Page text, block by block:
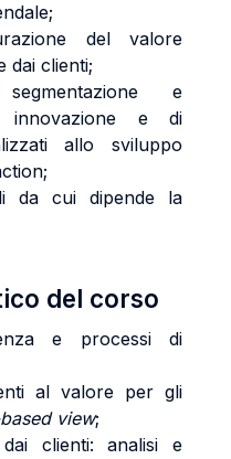
del valore
dai clienti;
e
innovazione e di
allo sviluppo
da cui dipende la
del corso
e processi di
al valore per gli
view;
clienti: analisi e